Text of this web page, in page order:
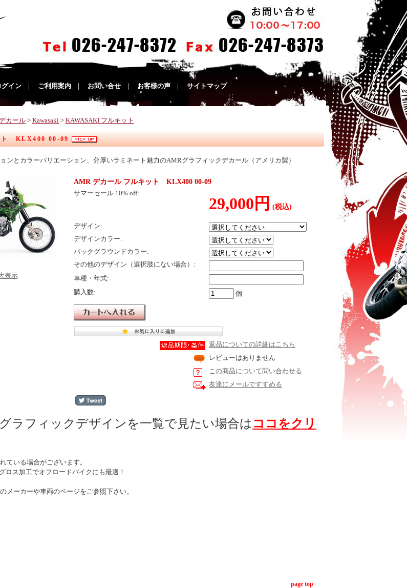
グイン ご利用案内 お問い合せ お客様の声 サイトマップ
カール > Kawasaki > KAWASAKI フルキット
ト KLX400 00-09
ンとカラーバリエーション、分厚いラミネート魅力のAMRグラフィックデカール（アメリカ製）
表示
AMR デカール フルキット KLX400 00-09
サマーセール 10% off:
29,000円 (税込)
デザイン:
デザインカラー:
バックグラウンドカラー:
その他のデザイン（選択肢にない場合）:
車種・年式:
購入数:
個
返品についての詳細はこちら
レビューはありません
この商品について問い合わせる
友達にメールですすめる
ラフィックデザインを一覧で見たい場合は ココをクリ
ている場合がございます。
ロス加工でオフロードバイクにも最適！
メーカーや車両のページをご参照下さい。
page top